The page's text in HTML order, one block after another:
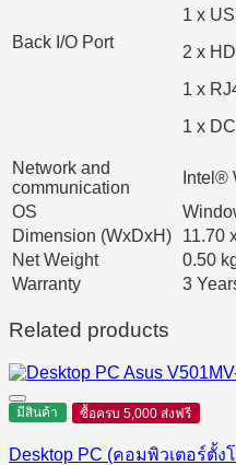
Back I/O Port
1 x
2 x
1 x
1 x
Network and
communication
Intel®
OS
Dimension (WxDxH)
11.70
Net Weight
0.50
Warranty
3
Related products
มีสินค้า ซื้อครบ 5,000 ส่งฟรี
Desktop PC (คอมพิวเตอร์ตั้ง